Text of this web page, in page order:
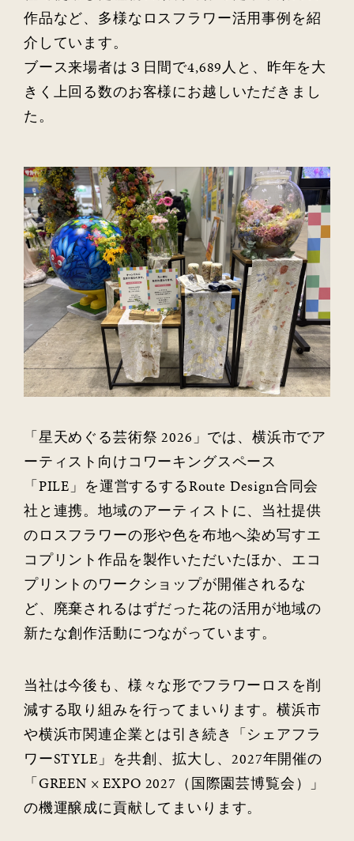
作品など、多様なロスフラワー活用事例を紹
介しています。
ブース来場者は３日間で4,689人と、昨年を大
きく上回る数のお客様にお越しいただきまし
た。
「星天めぐる芸術祭 2026」では、横浜市でア
ーティスト向けコワーキングスペース
「PILE」を運営するするRoute Design合同会
社と連携。地域のアーティストに、当社提供
のロスフラワーの形や色を布地へ染め写すエ
コプリント作品を製作いただいたほか、エコ
プリントのワークショップが開催されるな
ど、廃棄されるはずだった花の活用が地域の
新たな創作活動につながっています。
当社は今後も、様々な形でフラワーロスを削
減する取り組みを行ってまいります。横浜市
や横浜市関連企業とは引き続き「シェアフラ
ワーSTYLE」を共創、拡大し、2027年開催の
「GREEN × EXPO 2027（国際園芸博覧会）」
の機運醸成に貢献してまいります。